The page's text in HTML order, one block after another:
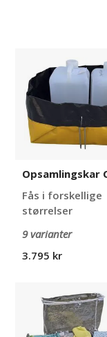
Claudia
Opsamlingskar
Fås i forskellige
størrelser
9 varianter
3.795 kr
taske
Herbert